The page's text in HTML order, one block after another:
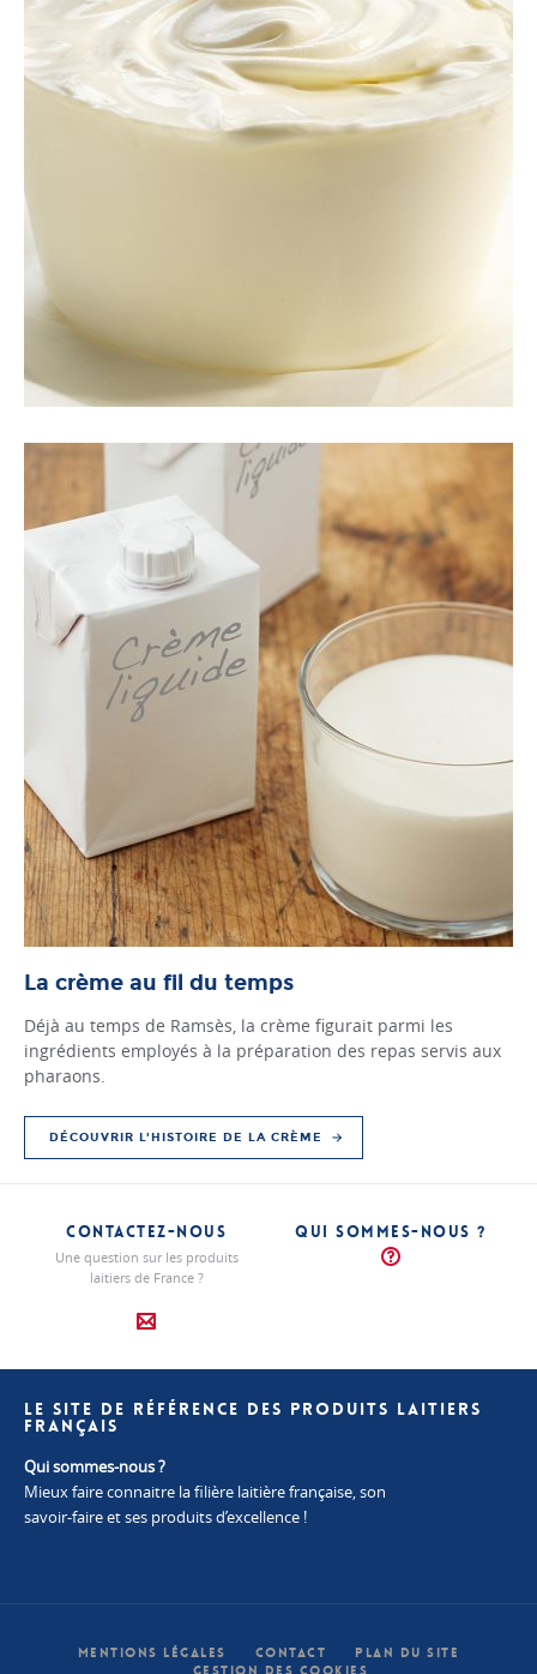
La crème au fil du temps
Déjà au temps de Ramsès, la crème figurait parmi les
ingrédients employés à la préparation des repas servis aux
pharaons.
DÉCOUVRIR L'HISTOIRE DE LA CRÈME
CONTACTEZ-NOUS
Une question sur les produits
laitiers de France ?
QUI SOMMES-NOUS ?
LE SITE DE RÉFÉRENCE DES PRODUITS LAITIERS
FRANÇAIS
Qui sommes-nous ?
Mieux faire connaitre la filière laitière française, son
savoir-faire et ses produits d’excellence !
MENTIONS LÉGALES CONTACT
PLAN DU SITE